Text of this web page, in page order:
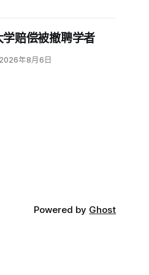
学赔偿被撤聘学者
2026年8月6日
Powered by Ghost